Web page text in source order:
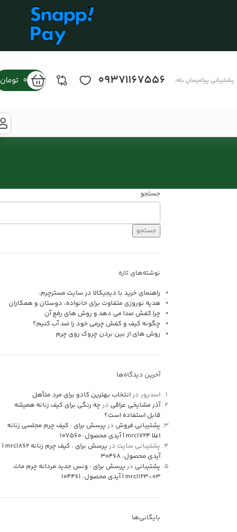
پشتیبانی پیامرسان بله: 09371167556
0 تومان
جستجو
جستجو
نوشته‌های تازه
راهنمای خرید با دیجیکالا در سایت مسترچرم:
هدیه نوروزی متفاوت برای خانواده، دوستان و همکاران
چرا کفش صدا می دهد و روش های رفع آن
چگونه کیف و کفش چرمی خود را ضد آب کنیم؟
روش های از بين بردن چروک روی چرم
آخرین دیدگاه‌ها
اسدپور درانتخاب بهترین کادو برای مرد متأهل
آذر مشایخی عراقی در چه رنگی برای کیف زنانه همیشه
قابل استفاده است؟
پشتیبانی فروش درپرسش برای : کیف چرم مجلسی زنانه
اعلا mrc1724 | آیدی محصول: 107560
پشتیبانی سایت در
پرسش برای : کیف چرم زنانه mrc1862 |
آیدی محصول: 30468
پشتیبانی درپرسش برای : ونس جدید مردانه چرم مات
mrc1123-03 | آیدی محصول: 104461
بایگانی‌ها